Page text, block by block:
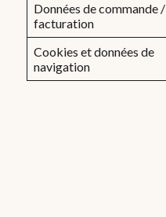
Données de commande /
facturation
Cookies et données de
navigation